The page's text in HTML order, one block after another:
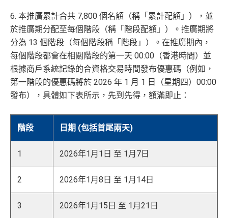
6. 本推廣累計合共 7,800 個名額（稱「累計配額」），並
於推廣期分配至每個階段（稱「階段配額」）。推廣期將
分為 13 個階段（每個階段稱「階段」）。在推廣期內，
每個階段都會在相關階段的第一天 00:00（香港時間）並
根據商戶系統記錄的合資格交易時間發布優惠碼（例如，
第一階段的優惠碼將於 2026 年 1 月 1 日（星期四）00:00
發布），具體如下表所示，先到先得，額滿即止：
階段 日期 (包括首尾兩天)
1 2026年1月1日 至 1月7日
2 2026年1月8日 至 1月14日
3 2026年1月15日 至 1月21日